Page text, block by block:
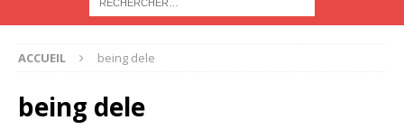
ACCUEIL being dele
being dele